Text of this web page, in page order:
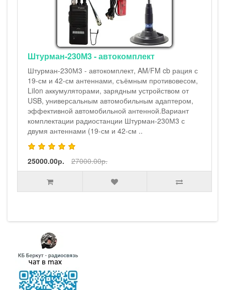
Штурман-230М3 - автокомплект
Штурман-230М3 - автокомплект, AM/FM cb рация с
19-см и 42-см антеннами, съёмным противовесом,
LiIon аккумуляторами, зарядным устройством от
USB, универсальным автомобильным адаптером,
эффективной автомобильной антенной.Вариант
комплектации радиостанции Штурман-230М3 с
двумя антеннами (19-см и 42-см ..
25000.00р. 27000.00р.